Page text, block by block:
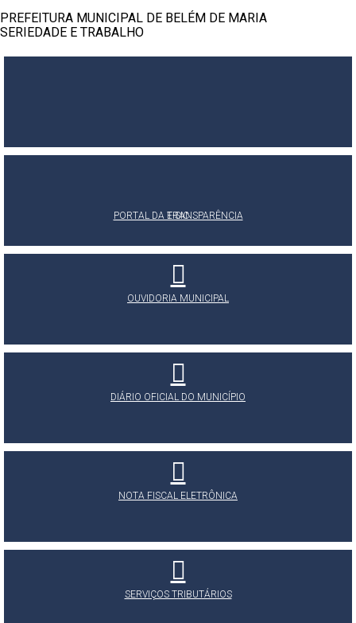
PREFEITURA MUNICIPAL DE BELÉM DE MARIA
SERIEDADE E TRABALHO
PORTAL DA TRANSPARÊNCIA
E-SIC
OUVIDORIA MUNICIPAL
DIÁRIO OFICIAL DO MUNICÍPIO
NOTA FISCAL ELETRÔNICA
SERVIÇOS TRIBUTÁRIOS